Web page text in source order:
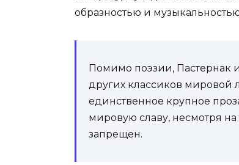
образностью и
Помимо поэзии, Пастернак
других классиков мировой
единственное крупное
мировую славу, несмотря
запрещен.